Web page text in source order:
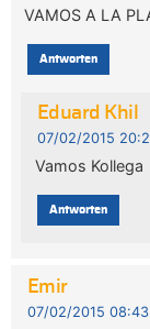
VAMOS A LA
Antworten
Eduard Khil
07/02/2015
Vamos Kollega
Antworten
Emir
07/02/2015 08:43